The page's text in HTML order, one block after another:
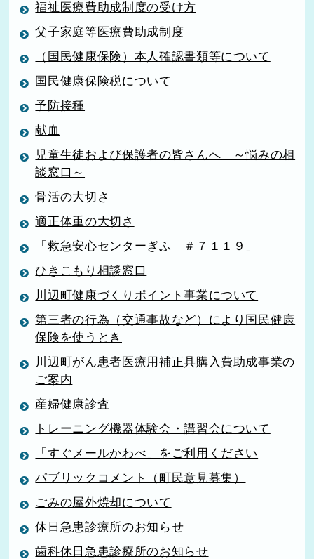
福祉医療費助成制度の受け方
父子家庭等医療費助成制度
（国民健康保険）本人確認書類等について
国民健康保険税について
予防接種
献血
児童生徒および保護者の皆さんへ ～悩みの相
談窓口～
骨活の大切さ
適正体重の大切さ
「救急安心センターぎふ ＃７１１９」
ひきこもり相談窓口
川辺町健康づくりポイント事業について
第三者の行為（交通事故など）により国民健康
保険を使うとき
川辺町がん患者医療用補正具購入費助成事業の
ご案内
産婦健康診査
トレーニング機器体験会・講習会について
「すぐメールかわべ」をご利用ください
パブリックコメント（町民意見募集）
ごみの屋外焼却について
休日急患診療所のお知らせ
歯科休日急患診療所のお知らせ